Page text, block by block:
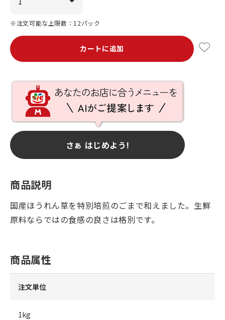
※注文可能な上限数：12パック
カートに追加
さぁ はじめよう!
商品説明
国産ほうれん草を特別培煎のごまで和えました。生鮮
原料ならではの食感の良さは格別です。
商品属性
注文単位
1kg